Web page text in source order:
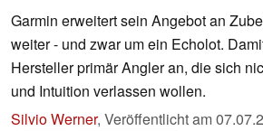
Garmin erweitert sein Angebot an
weiter - und zwar um ein Echolot.
Hersteller primär Angler an, die sich
und Intuition verlassen wollen.
Silvio Werner, Veröffentlicht am